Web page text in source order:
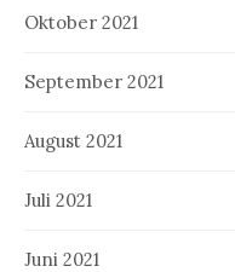
Oktober 2021
September 2021
August 2021
Juli 2021
Juni 2021